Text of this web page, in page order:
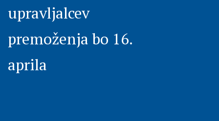
upravljalcev
premoženja bo 16.
aprila